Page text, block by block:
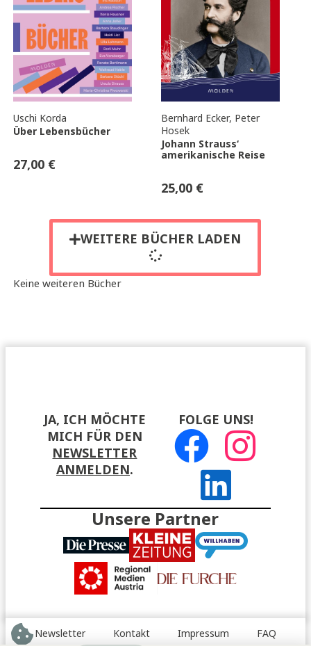
Uschi Korda
Über Lebensbücher
27,00 €
Bernhard Ecker, Peter
Hosek
Johann Strauss‘
amerikanische Reise
25,00 €
WEITERE BÜCHER LADEN
Keine weiteren Bücher
JA, ICH MÖCHTE
MICH FÜR DEN
NEWSLETTER
ANMELDEN.
FOLGE UNS!
Unsere Partner
Newsletter Kontakt Impressum FAQ